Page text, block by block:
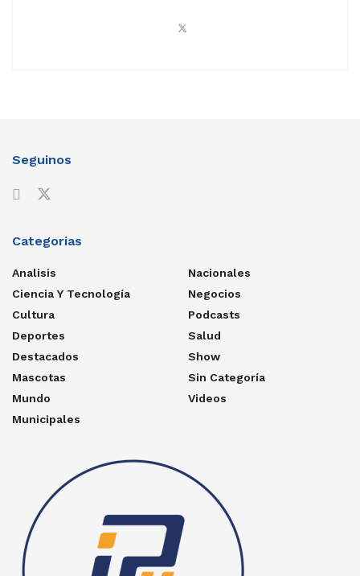
Seguinos
Categorias
Analisis
Ciencia Y Tecnología
Cultura
Deportes
Destacados
Mascotas
Mundo
Municipales
Nacionales
Negocios
Podcasts
Salud
Show
Sin Categoría
Videos